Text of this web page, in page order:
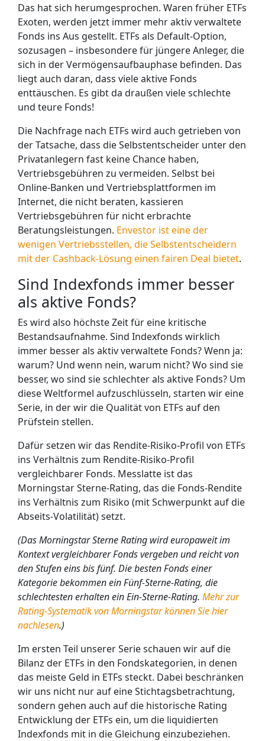
Das hat sich herumgesprochen. Waren früher ETFs
Exoten, werden jetzt immer mehr aktiv verwaltete
Fonds ins Aus gestellt. ETFs als Default-Option,
sozusagen – insbesondere für jüngere Anleger, die
sich in der Vermögensaufbauphase befinden. Das
liegt auch daran, dass viele aktive Fonds
enttäuschen. Es gibt da draußen viele schlechte
und teure Fonds!
Die Nachfrage nach ETFs wird auch getrieben von
der Tatsache, dass die Selbstentscheider unter den
Privatanlegern fast keine Chance haben,
Vertriebsgebühren zu vermeiden. Selbst bei
Online-Banken und Vertriebsplattformen im
Internet, die nicht beraten, kassieren
Vertriebsgebühren für nicht erbrachte
Beratungsleistungen. Envestor ist eine der
wenigen Vertriebsstellen, die Selbstentscheidern
mit der Cashback-Lösung einen fairen Deal bietet.
Sind Indexfonds immer besser
als aktive Fonds?
Es wird also höchste Zeit für eine kritische
Bestandsaufnahme. Sind Indexfonds wirklich
immer besser als aktiv verwaltete Fonds? Wenn ja:
warum? Und wenn nein, warum nicht? Wo sind sie
besser, wo sind sie schlechter als aktive Fonds? Um
diese Weltformel aufzuschlüsseln, starten wir eine
Serie, in der wir die Qualität von ETFs auf den
Prüfstein stellen.
Dafür setzen wir das Rendite-Risiko-Profil von ETFs
ins Verhältnis zum Rendite-Risiko-Profil
vergleichbarer Fonds. Messlatte ist das
Morningstar Sterne-Rating, das die Fonds-Rendite
ins Verhältnis zum Risiko (mit Schwerpunkt auf die
Abseits-Volatilität) setzt.
(Das Morningstar Sterne Rating wird europaweit im
Kontext vergleichbarer Fonds vergeben und reicht von
den Stufen eins bis fünf. Die besten Fonds einer
Kategorie bekommen ein Fünf-Sterne-Rating, die
schlechtesten erhalten ein Ein-Sterne-Rating. Mehr zur
Rating-Systematik von Morningstar können Sie hier
nachlesen.)
Im ersten Teil unserer Serie schauen wir auf die
Bilanz der ETFs in den Fondskategorien, in denen
das meiste Geld in ETFs steckt. Dabei beschränken
wir uns nicht nur auf eine Stichtagsbetrachtung,
sondern gehen auch auf die historische Rating
Entwicklung der ETFs ein, um die liquidierten
Indexfonds mit in die Gleichung einzubeziehen.